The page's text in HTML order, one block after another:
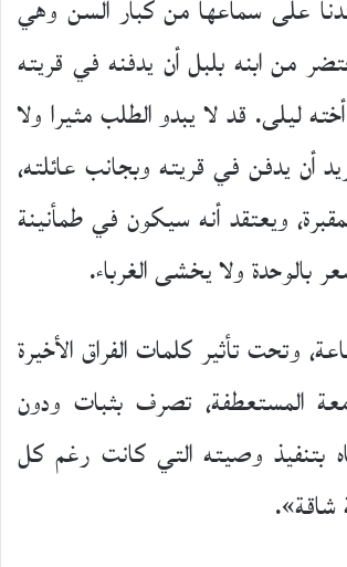
على سماعها من كبار السن وهي
من ابنه بلبل أن يدفنه في قريته
ليلى. قد لا يبدو الطلب مثيرا ولا
أن يدفن في قريته وبجانب عائلته،
ويعتقد أنه سيكون في طمأنينة
بالوحدة ولا يخشى الغرباء.
وتحت تأثير كلمات الفراق الأخيرة
المستعطفة، تصرف بثبات ودون
بتنفيذ وصيته التي كانت رغم كل